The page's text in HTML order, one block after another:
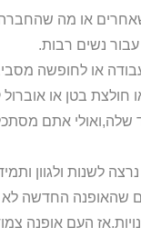
או מה שהחברה
נשים רבות.
או לחופשה
חולצת בטן או
שלה,ואולי אתם
לשנות ולגוון
שהאופנה החדשה
העם אופנה